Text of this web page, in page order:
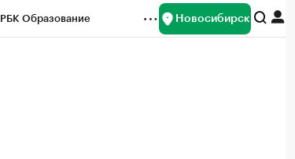
РБК Образование Новосибирск